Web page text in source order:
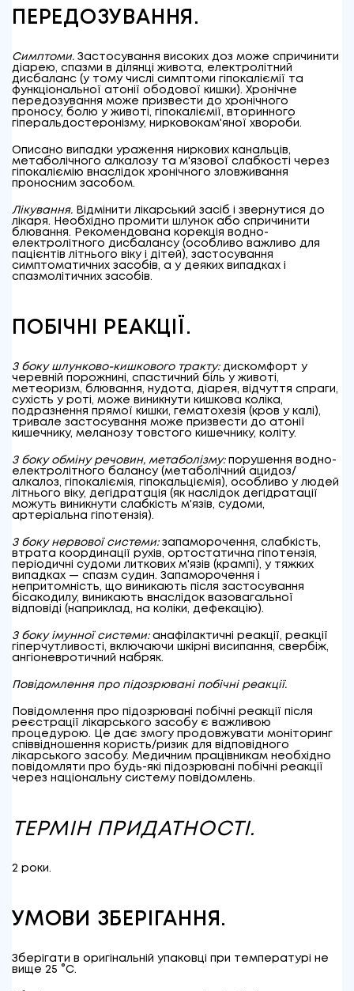
ПЕРЕДОЗУВАННЯ.
Симптоми. Застосування високих доз може спричинити
діарею, спазми в ділянці живота, електролітний
дисбаланс (у тому числі симптоми гіпокаліємії та
функціональної атонії ободової кишки). Хронічне
передозування може призвести до хронічного
проносу, болю у животі, гіпокаліємії, вторинного
гіперальдостеронізму, нирковокам'яної хвороби.
Описано випадки ураження ниркових канальців,
метаболічного алкалозу та м'язової слабкості через
гіпокаліємію внаслідок хронічного зловживання
проносним засобом.
Лікування. Відмінити лікарський засіб і звернутися до
лікаря. Необхідно промити шлунок або спричинити
блювання. Рекомендована корекція водно-
електролітного дисбалансу (особливо важливо для
пацієнтів літнього віку і дітей), застосування
симптоматичних засобів, а у деяких випадках і
спазмолітичних засобів.
ПОБІЧНІ РЕАКЦІЇ.
З боку шлунково-кишкового тракту:дискомфорт у
черевній порожнині, спастичний біль у животі,
метеоризм, блювання, нудота, діарея, відчуття спраги,
сухість у роті, може виникнути кишкова коліка,
подразнення прямої кишки, гематохезія (кров у калі),
тривале застосування може призвести до атонії
кишечнику, меланозу товстого кишечнику, коліту.
З боку обміну речовин, метаболізму:порушення водно-
електролітного балансу (метаболічний ацидоз/
алкалоз, гіпокаліємія, гіпокальціємія), особливо у людей
літнього віку, дегідратація (як наслідок дегідратації
можуть виникнути слабкість м'язів, судоми,
артеріальна гіпотензія).
З боку нервової системи:запаморочення, слабкість,
втрата координації рухів, ортостатична гіпотензія,
періодичні судоми литкових м'язів (крампі), у тяжких
випадках — спазм судин. Запаморочення і
непритомність, що виникають після застосування
бісакодилу, виникають внаслідок вазовагальної
відповіді (наприклад, на коліки, дефекацію).
З боку імунної системи: анафілактичні реакції, реакції
гіперчутливості, включаючи шкірні висипання, свербіж,
ангіоневротичний набряк.
Повідомлення про підозрювані побічні реакції.
Повідомлення про підозрювані побічні реакції після
реєстрації лікарського засобу є важливою
процедурою. Це дає змогу продовжувати моніторинг
співвідношення користь/ризик для відповідного
лікарського засобу. Медичним працівникам необхідно
повідомляти про будь-які підозрювані побічні реакції
через національну систему повідомлень.
ТЕРМІН ПРИДАТНОСТІ.
2 роки.
УМОВИ ЗБЕРІГАННЯ.
Зберігати в оригінальній упаковці при температурі не
вище 25 °С.